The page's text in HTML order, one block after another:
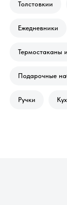
Толстовкии
Ежедневники
Термостаканы
Подарочные
Ручки